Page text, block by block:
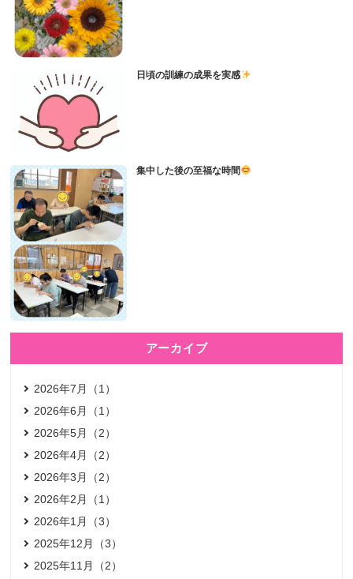
日頃の訓練の成果を実感
集中した後の至福な時間
アーカイブ
2026年7月（1）
2026年6月（1）
2026年5月（2）
2026年4月（2）
2026年3月（2）
2026年2月（1）
2026年1月（3）
2025年12月（3）
2025年11月（2）